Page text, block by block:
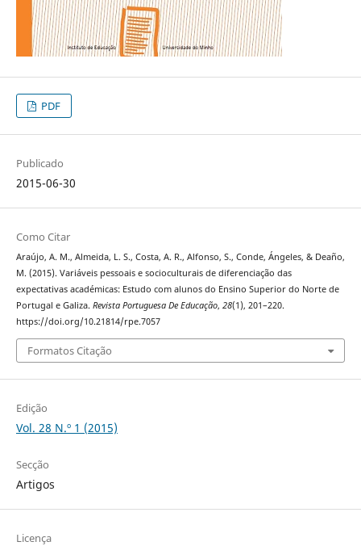
PDF
Publicado
2015-06-30
Como Citar
Araújo, A. M., Almeida, L. S., Costa, A. R., Alfonso, S., Conde, Ángeles, & Deaño,
M. (2015). Variáveis pessoais e socioculturais de diferenciação das
expectativas académicas: Estudo com alunos do Ensino Superior do Norte de
Portugal e Galiza. Revista Portuguesa De Educação, 28(1), 201–220.
https://doi.org/10.21814/rpe.7057
Formatos Citação
Edição
Vol. 28 N.º 1 (2015)
Secção
Artigos
Licença